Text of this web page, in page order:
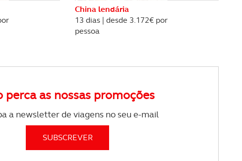
China lendária
13 dias | desde 3.172€ por
pessoa
perca as nossas promoções
a newsletter de viagens no seu e-mail